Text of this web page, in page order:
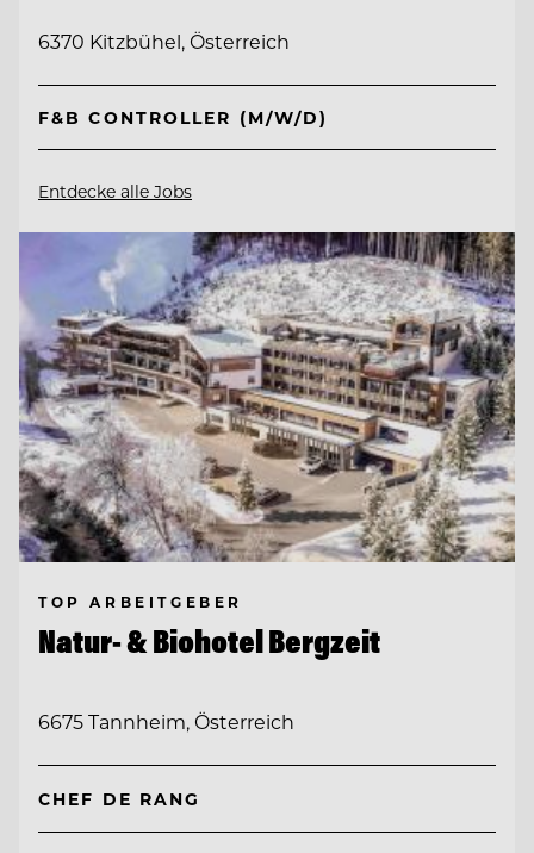
6370 Kitzbühel, Österreich
F&B CONTROLLER (M/W/D)
Entdecke alle Jobs
TOP ARBEITGEBER
Natur- & Biohotel Bergzeit
6675 Tannheim, Österreich
CHEF DE RANG